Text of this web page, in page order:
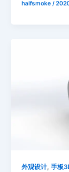
halfsmoke/
外观设计,手板